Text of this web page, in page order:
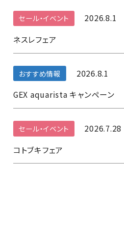
セール・イベント
2026.8.1
ネスレフェア
おすすめ情報
2026.8.1
GEX aquarista キャンペーン
セール・イベント
2026.7.28
コトブキフェア